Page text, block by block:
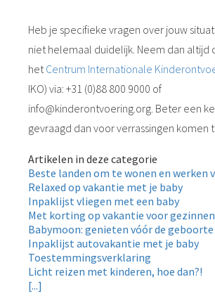
Heb je specifieke vragen over jouw
niet helemaal duidelijk. Neem dan
het Centrum Internationale
IKO) via: +31 (0)88 800 9000 of
info@kinderontvoering.org. Beter een
gevraagd dan voor verrassingen komen
Artikelen in deze categorie
Beste landen om te wonen en werken
Relaxed op vakantie met je baby
Inpaklijst vliegen met een baby
Met korting op vakantie voor
Babymoon: genieten vóór de geboorte
Inpaklijst autovakantie met je baby
Toestemmingsverklaring
Licht reizen met kinderen, hoe dan?!
[...]